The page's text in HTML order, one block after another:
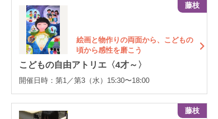
絵画と物作りの両面から、こどもの
頃から感性を磨こう
こどもの自由アトリエ〈4才～〉
開催日時：第1／第3（水）15:30〜18:00
藤枝
藤枝